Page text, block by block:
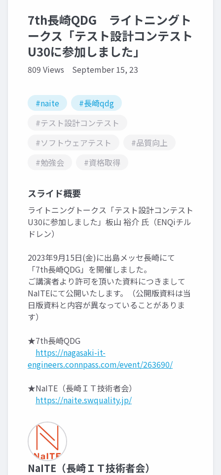
7th長崎QDG ライトニングト
ークス「テスト設計コンテスト
U30に参加しました」
809 Views September 15, 23
#naite
#長崎qdg
#テスト設計コンテスト
#ソフトウェアテスト
#品質向上
#勉強会
#資格取得
スライド概要
ライトニングトークス「テスト設計コンテスト
U30に参加しました」板山 裕介 氏（ENQiチル
ドレン）
2023年9月15日(金)に出島メッセ長崎にて
「7th長崎QDG」を開催しました。
ご講演者より許可を頂いた資料につきまして
NaITEにて公開いたします。（公開版資料は当
日版資料と内容が異なっていることがありま
す）
★7th長崎QDG
https://nagasaki-it-
engineers.connpass.com/event/263690/
★NaITE（長崎ＩＴ技術者会）
https://naite.swquality.jp/
NaITE（長崎ＩＴ技術者会）